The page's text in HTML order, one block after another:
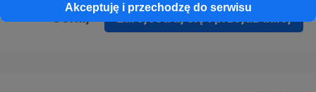
Akceptuję i przechodzę do serwisu
Zarejestruj się i przejdź dalej